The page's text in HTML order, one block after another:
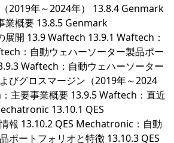
2019年～2024年） 13.8.4 Genmark
概要 13.8.5 Genmark
開 13.9 Waftech 13.9.1 Waftech：
：自動ウェハーソーター製品ポー
Waftech：自動ウェハーソーター
びグロスマージン（2019年～2024
主要事業概要 13.9.5 Waftech：直近
13.10.1 QES
報 13.10.2 QES Mechatronic：自動
ポートフォリオと特徴 13.10.3 QES